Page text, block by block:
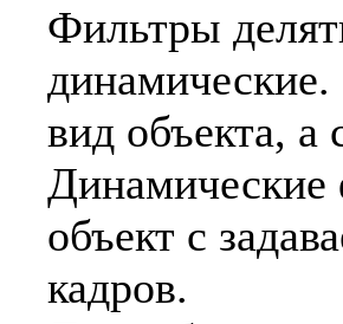
Фильтры
вид объекта,
Динамические
объект с
кадров.